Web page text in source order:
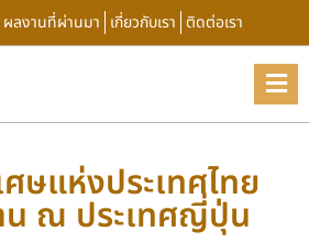
ผลงานที่ผ่านมา เกี่ยวกับเรา ติดต่อเรา
ษแห่งประเทศไทย
น ณ ประเทศญี่ปุ่น